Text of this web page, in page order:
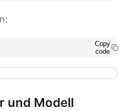
Copy
code
und Modell